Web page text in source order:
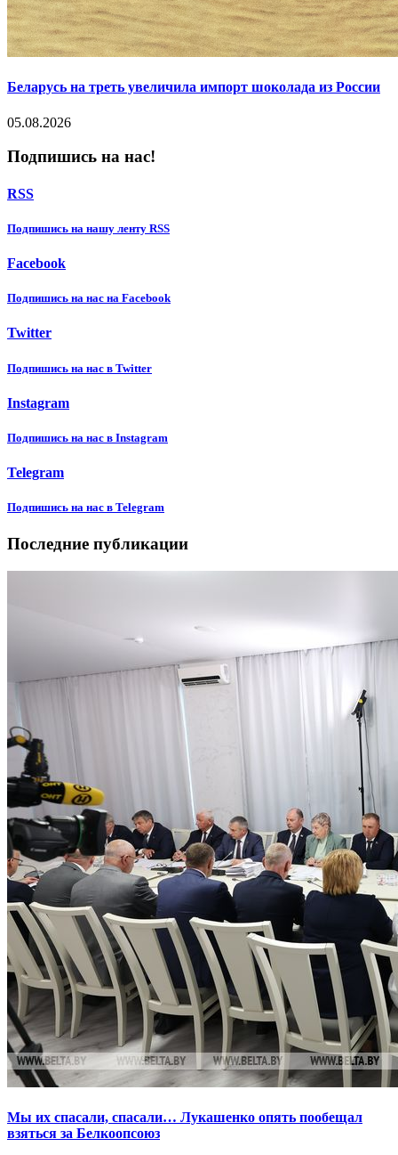
Беларусь на треть увеличила импорт шоколада из России
05.08.2026
Подпишись на нас!
RSS
Подпишиcь на нашу ленту RSS
Facebook
Подпишиcь на нас на Facebook
Twitter
Подпишиcь на нас в Twitter
Instagram
Подпишиcь на нас в Instagram
Telegram
Подпишиcь на нас в Telegram
Последние публикации
Мы их спасали, спасали… Лукашенко опять пообещал
взяться за Белкоопсоюз